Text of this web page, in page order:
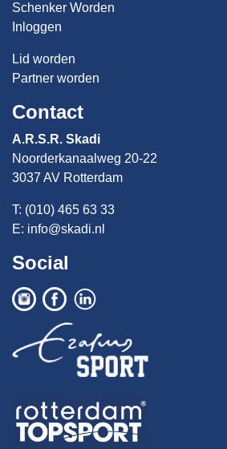
Schenker Worden
Inloggen
Lid worden
Partner worden
Contact
A.R.S.R. Skadi
Noorderkanaalweg 20-22
3037 AV Rotterdam
T: (010) 465 63 33
E: info@skadi.nl
Social